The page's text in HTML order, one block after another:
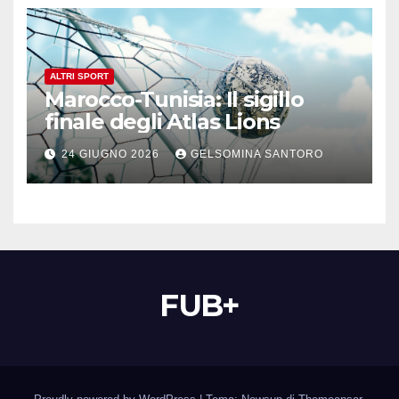
ALTRI SPORT
Marocco-Tunisia: Il sigillo
finale degli Atlas Lions
24 GIUGNO 2026 GELSOMINA SANTORO
FUB+